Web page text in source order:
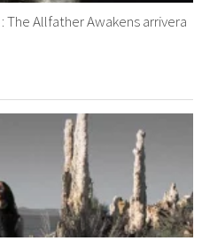
The Allfather Awakens arrivera